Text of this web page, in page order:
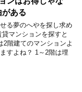
ある
る夢のへやを探し求め
マンションを探すと
2階建てのマンションよ
すよね？ 1～2階は埋